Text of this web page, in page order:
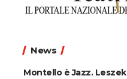
News
Montello è Jazz. Leszek